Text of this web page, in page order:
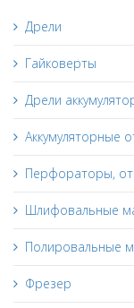
Дрели
Гайковерты
Дрели
Аккумуляторные
Перфораторы,
Шлифовальные
Полировальные
Фрезер